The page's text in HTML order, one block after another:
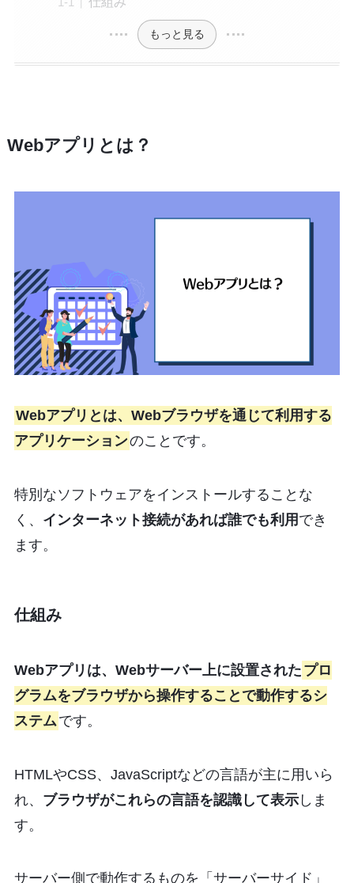
もっと見る
Webアプリとは？
Webアプリとは、Webブラウザを通じて利用する
アプリケーションのことです。
特別なソフトウェアをインストールすることな
く、 インターネット接続があれば誰でも利用 でき
ます。
仕組み
Webアプリは、Webサーバー上に設置された プロ
グラムをブラウザから操作することで動作するシ
ステム です。
HTMLやCSS、JavaScriptなどの言語が主に用いら
れ、 ブラウザがこれらの言語を認識して表示しま
す。
サーバー側で動作するものを「サーバーサイド」